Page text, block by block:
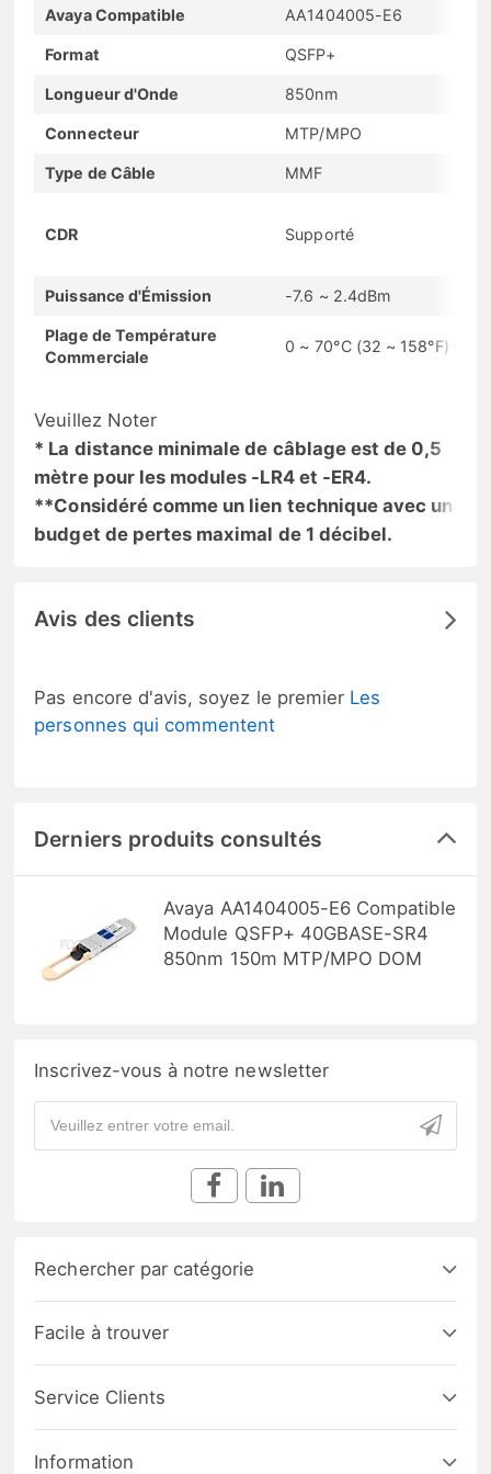
Avaya Compatible AA1404005-E6
Format QSFP+
Longueur d'Onde 850nm
Connecteur MTP/MPO
Type de Câble MMF
CDR Supporté
Puissance d'Émission -7.6 ~ 2.4dBm
Plage de Température
Commerciale
0 ~ 70°C (32 ~ 158°F)
Veuillez Noter
* La distance minimale de câblage est de 0,5
mètre pour les modules -LR4 et -ER4.
**Considéré comme un lien technique avec un
budget de pertes maximal de 1 décibel.
Avis des clients
Pas encore d'avis, soyez le premier Les
personnes qui commentent
Derniers produits consultés
Avaya AA1404005-E6 Compatible
Module QSFP+ 40GBASE-SR4
850nm 150m MTP/MPO DOM
Inscrivez-vous à notre newsletter
Rechercher par catégorie
Facile à trouver
Service Clients
Information